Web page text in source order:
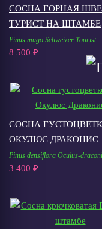
СОСНА ГОРНАЯ
ТУРИСТ НА ШТАМБЕ
Pinus mugo Schweizer Tourist
8 500 ₽
СОСНА
ОКУЛЮС ДРАКОНИС
Pinus densiflora Oculus-
3 400 ₽